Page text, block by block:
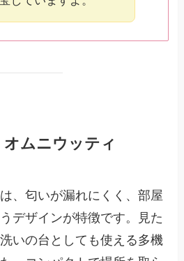
ムニウッティ
、匂いが漏れにくく、部屋
デザインが特徴です。見た
いの台としても使える多機